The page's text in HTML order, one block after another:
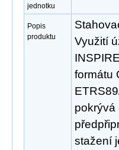
jednotku
Popis
produktu
Využití
formátu
pokrývá
stažení